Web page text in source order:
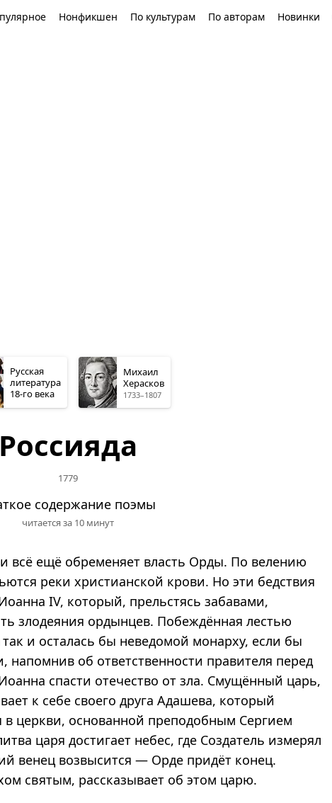
Нонфикшен По культурам По авторам Новинки
Русская
литература
18-го века
Михаил
Херасков
1733–1807
Россияда
1779
содержание поэмы
читается за 10 минут
всё ещё обременяет власть Орды. По велению
реки христианской крови. Но эти бедствия
IV, который, прельстясь забавами,
злодеяния ордынцев. Побеждённая лестью
и осталась бы неведомой монарху, если бы
напомнив об ответственности правителя перед
спасти отечество от зла. Смущённый царь,
к себе своего друга Адашева, который
церкви, основанной преподобным Сергием
царя достигает небес, где Создатель измерял
венец возвысится — Орде придёт конец.
святым, рассказывает об этом царю.